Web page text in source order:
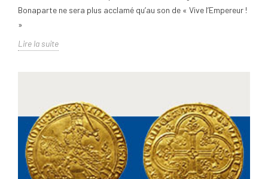
Bonaparte ne sera plus acclamé qu’au son de « Vive l’Empereur !
»
Lire la suite